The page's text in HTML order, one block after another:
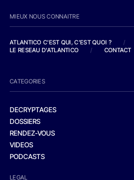
MIEUX NOUS CONNAITRE
ATLANTICO C'EST QUI, C'EST QUOI ?
/
LE RESEAU D'ATLANTICO
/ CONTACT
CATEGORIES
DECRYPTAGES
DOSSIERS
RENDEZ-VOUS
VIDEOS
PODCASTS
LEGAL